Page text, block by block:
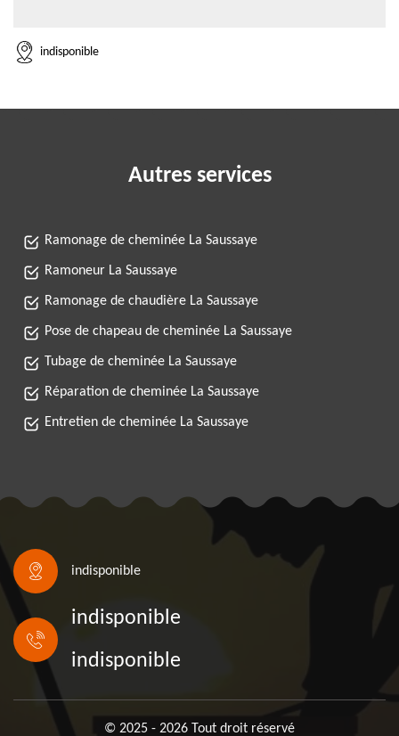
indisponible
Autres services
Ramonage de cheminée La Saussaye
Ramoneur La Saussaye
Ramonage de chaudière La Saussaye
Pose de chapeau de cheminée La Saussaye
Tubage de cheminée La Saussaye
Réparation de cheminée La Saussaye
Entretien de cheminée La Saussaye
indisponible
indisponible
indisponible
© 2025 - 2026 Tout droit réservé